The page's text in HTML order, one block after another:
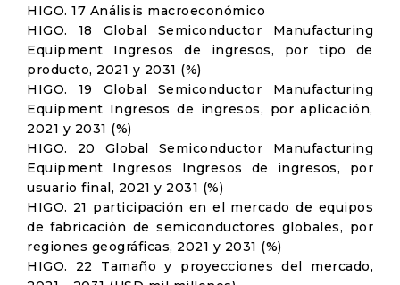
HIGO. 17 Análisis macroeconómico
HIGO. 18 Global Semiconductor Manufacturing
Equipment Ingresos de ingresos, por tipo de
producto, 2021 y 2031 (%)
HIGO. 19 Global Semiconductor Manufacturing
Equipment Ingresos de ingresos, por aplicación,
2021 y 2031 (%)
HIGO. 20 Global Semiconductor Manufacturing
Equipment Ingresos Ingresos de ingresos, por
usuario final, 2021 y 2031 (%)
HIGO. 21 participación en el mercado de equipos
de fabricación de semiconductores globales, por
regiones geográficas, 2021 y 2031 (%)
HIGO. 22 Tamaño y proyecciones del mercado,